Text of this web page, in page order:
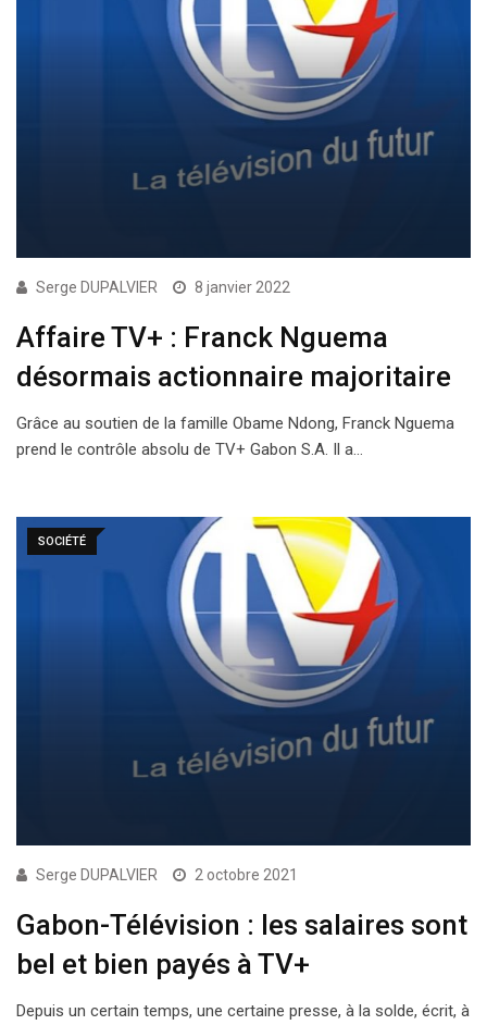
Serge DUPALVIER 8 janvier 2022
Affaire TV+ : Franck Nguema
désormais actionnaire majoritaire
Grâce au soutien de la famille Obame Ndong, Franck Nguema
prend le contrôle absolu de TV+ Gabon S.A. Il a…
SOCIÉTÉ
Serge DUPALVIER 2 octobre 2021
Gabon-Télévision : les salaires sont
bel et bien payés à TV+
Depuis un certain temps, une certaine presse, à la solde, écrit, à